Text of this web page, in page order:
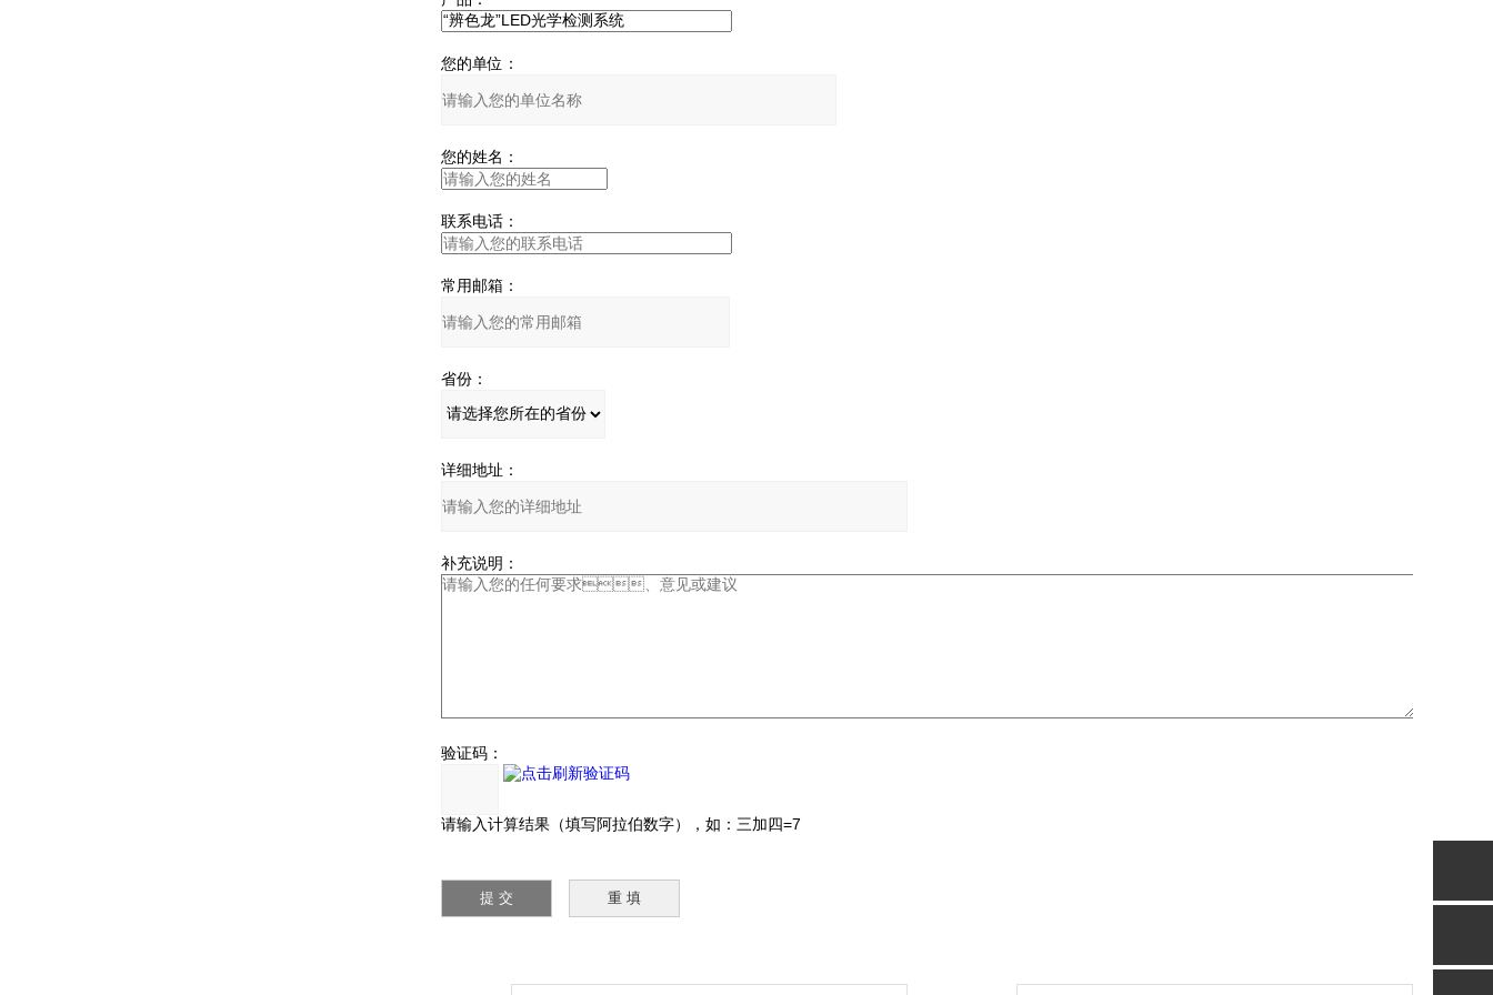
您的单位：
您的姓名：
联系电话：
常用邮箱：
省份：
详细地址：
补充说明：
验证码：
请输入计算结果（填写阿拉伯数字），如：三加四=7